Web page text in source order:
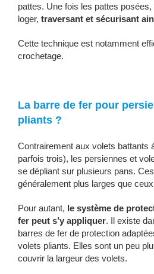
pattes. Une fois les pattes posées,
loger, traversant et sécurisant
Cette technique est notamment
crochetage.
La barre de fer pour
pliants ?
Contrairement aux volets battants
parfois trois), les persiennes et
se dépliant sur plusieurs pans.
généralement plus larges que
Pour autant, le système de
fer peut s’y appliquer. Il existe
barres de fer de protection
volets pliants. Elles sont un peu
couvrir la largeur des volets.